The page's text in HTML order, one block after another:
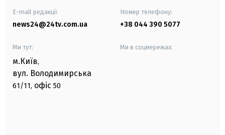
E-mail редакції
news24@24tv.com.ua
Номер телефону:
+38 044 390 5077
Ми тут:
м.Київ,
вул. Володимирська
61/11, офіс 50
Ми в соцмережах: